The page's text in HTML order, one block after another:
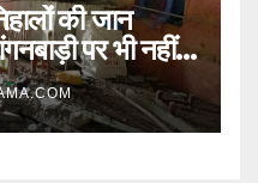
की जान
पर भी नहीं